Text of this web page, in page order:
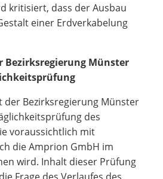
kritisiert, dass der Ausbau
einer Erdverkabelung
Münster
der Bezirksregierung Münster
des
voraussichtlich mit
die Amprion GmbH im
wird. Inhalt dieser Prüfung
Frage des Verlaufes des